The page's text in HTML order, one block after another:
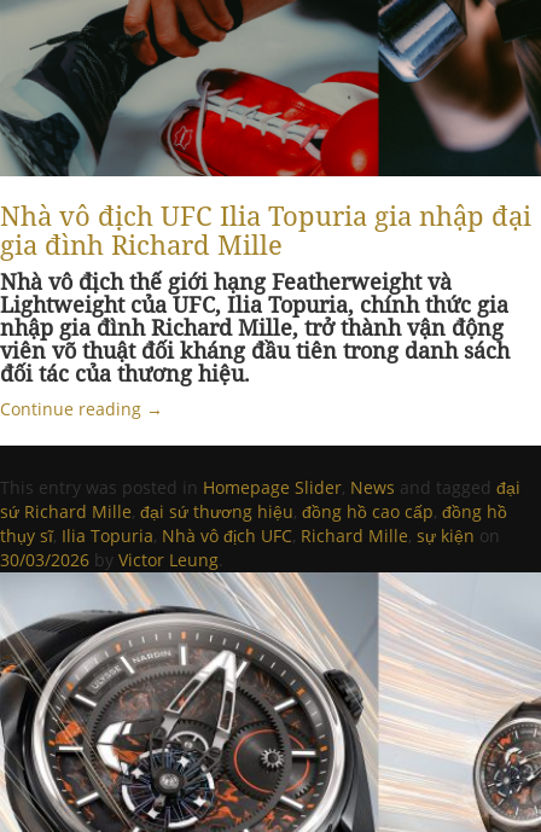
Nhà vô địch UFC Ilia Topuria gia nhập đại
gia đình Richard Mille
Nhà vô địch thế giới hạng Featherweight và
Lightweight của UFC, Ilia Topuria, chính thức gia
nhập gia đình Richard Mille, trở thành vận động
viên võ thuật đối kháng đầu tiên trong danh sách
đối tác của thương hiệu.
Continue reading →
This entry was posted in Homepage Slider, News and tagged đại
sứ Richard Mille, đại sứ thương hiệu, đồng hồ cao cấp, đồng hồ
thụy sĩ, Ilia Topuria, Nhà vô địch UFC, Richard Mille, sự kiện on
30/03/2026 by Victor Leung.